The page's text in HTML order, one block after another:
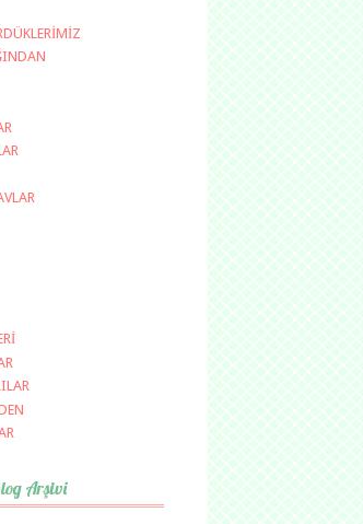
Arşivi